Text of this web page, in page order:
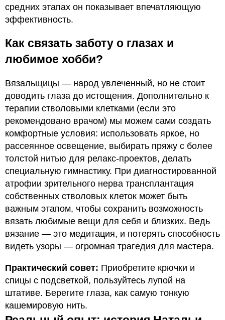
средних этапах он показывает впечатляющую
эффективность.
Как связать заботу о глазах и
любимое хобби?
Вязальщицы — народ увлеченный, но не стоит
доводить глаза до истощения. Дополнительно к
терапии стволовыми клетками (если это
рекомендовано врачом) мы можем сами создать
комфортные условия: использовать яркое, но
рассеянное освещение, выбирать пряжу с более
толстой нитью для релакс-проектов, делать
специальную гимнастику. При диагностированной
атрофии зрительного нерва трансплантация
собственных стволовых клеток может быть
важным этапом, чтобы сохранить возможность
вязать любимые вещи для себя и близких. Ведь
вязание — это медитация, и потерять способность
видеть узоры — огромная трагедия для мастера.
Практический совет: Приобретите крючки и
спицы с подсветкой, пользуйтесь лупой на
штативе. Берегите глаза, как самую тонкую
кашемировую нить.